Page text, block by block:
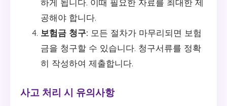
하게 됩니다. 이때 필요한 자료를 최대한 제
공해야 합니다.
보험금 청구: 모든 절차가 마무리되면 보험
금을 청구할 수 있습니다. 청구서류를 정확
히 작성하여 제출합니다.
사고 처리 시 유의사항